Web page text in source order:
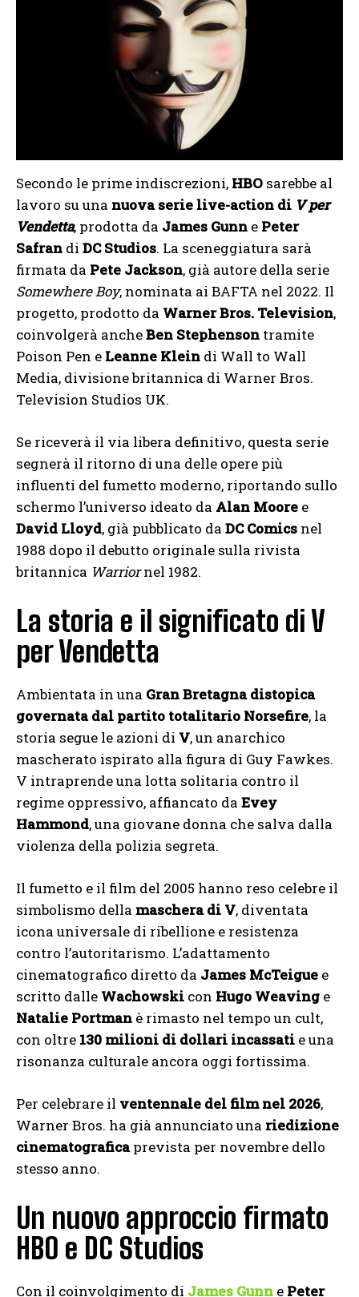
Secondo le prime indiscrezioni, HBO sarebbe al
lavoro su una nuova serie live-action di V per
Vendetta, prodotta da James Gunn e Peter
Safran di DC Studios. La sceneggiatura sarà
firmata da Pete Jackson, già autore della serie
Somewhere Boy, nominata ai BAFTA nel 2022. Il
progetto, prodotto da Warner Bros. Television,
coinvolgerà ancheBen Stephenson tramite
Poison Pen e Leanne Klein di Wall to Wall
Media, divisione britannica di Warner Bros.
Television Studios UK.
Se riceverà il via libera definitivo, questa serie
segnerà il ritorno di una delle opere più
influenti del fumetto moderno, riportando sullo
schermo l’universo ideato da Alan Moore e
David Lloyd, già pubblicato da DC Comics nel
1988 dopo il debutto originale sulla rivista
britannica Warriornel 1982.
La storia e il significato di V
per Vendetta
Ambientata in una Gran Bretagna distopica
governata dal partito totalitario Norsefire, la
storia segue le azioni di V, un anarchico
mascherato ispirato alla figura di Guy Fawkes.
V intraprende una lotta solitaria contro il
regime oppressivo, affiancato da Evey
Hammond, una giovane donna che salva dalla
violenza della polizia segreta.
Il fumetto e il film del 2005 hanno reso celebre il
simbolismo della maschera di V, diventata
icona universale di ribellione e resistenza
contro l’autoritarismo. L’adattamento
cinematografico diretto da James McTeigue e
scritto dalle Wachowski con Hugo Weaving e
Natalie Portman è rimasto nel tempo un cult,
con oltre 130 milioni di dollari incassati e una
risonanza culturale ancora oggi fortissima.
Per celebrare il ventennale del film nel 2026,
Warner Bros. ha già annunciato una riedizione
cinematograficaprevista per novembre dello
stesso anno.
Un nuovo approccio firmato
HBO e DC Studios
Con il coinvolgimento di James Gunn e Peter